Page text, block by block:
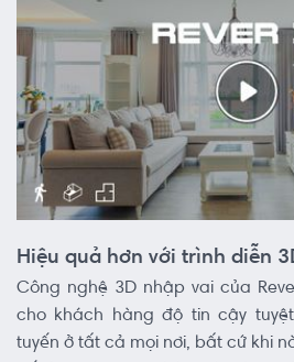
Hiệu quả hơn với trình diễn
Công nghệ 3D nhập vai của
cho khách hàng độ tin cậy
tuyến ở tất cả mọi nơi, bất cứ khi